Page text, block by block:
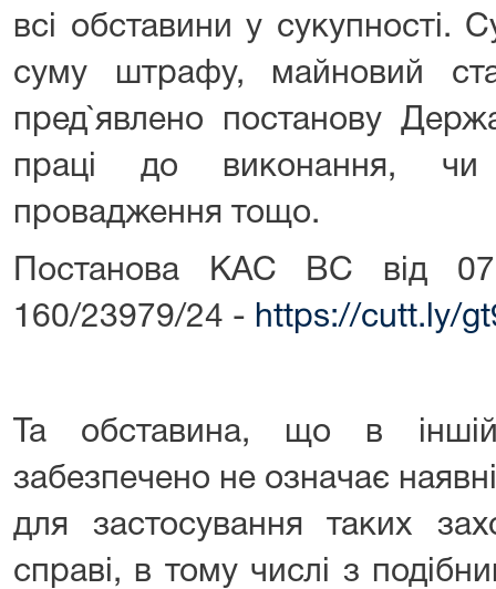
всі обставини у сукупності.
суму штрафу, майновий
пред`явлено постанову
праці до виконання, чи
провадження тощо.
Постанова КАС ВС від
160/23979/24 - https://cutt.ly/
Та обставина, що в
забезпечено не означає
для застосування таких
справі, в тому числі з